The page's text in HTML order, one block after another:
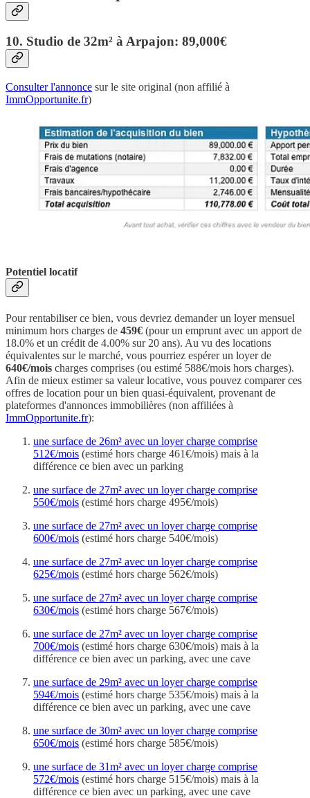
10. Studio de 32m² à Arpajon: 89,000€
Consulter l'annonce sur le site original (non affilié à
ImmOpportunite.fr)
Potentiel locatif
Pour rentabiliser ce bien, vous devriez demander un loyer mensuel
minimum hors charges de 459€ (pour un emprunt avec un apport de
18.0% et un crédit de 4.00% sur 20 ans). Au vu des locations
équivalentes sur le marché, vous pourriez espérer un loyer de
640€/mois charges comprises (ou estimé 588€/mois hors charges).
Afin de mieux estimer sa valeur locative, vous pouvez comparer ces
offres de location pour un bien quasi-équivalent, provenant de
plateformes d'annonces immobilières (non affiliées à
ImmOpportunite.fr):
une surface de 26m² avec un loyer charge comprise
512€/mois (estimé hors charge 461€/mois) mais à la
différence ce bien avec un parking
une surface de 27m² avec un loyer charge comprise
550€/mois (estimé hors charge 495€/mois)
une surface de 27m² avec un loyer charge comprise
600€/mois (estimé hors charge 540€/mois)
une surface de 27m² avec un loyer charge comprise
625€/mois (estimé hors charge 562€/mois)
une surface de 27m² avec un loyer charge comprise
630€/mois (estimé hors charge 567€/mois)
une surface de 27m² avec un loyer charge comprise
700€/mois (estimé hors charge 630€/mois) mais à la
différence ce bien avec un parking, avec une cave
une surface de 29m² avec un loyer charge comprise
594€/mois (estimé hors charge 535€/mois) mais à la
différence ce bien avec un parking, avec une cave
une surface de 30m² avec un loyer charge comprise
650€/mois (estimé hors charge 585€/mois)
une surface de 31m² avec un loyer charge comprise
572€/mois (estimé hors charge 515€/mois) mais à la
différence ce bien avec un parking, avec une cave